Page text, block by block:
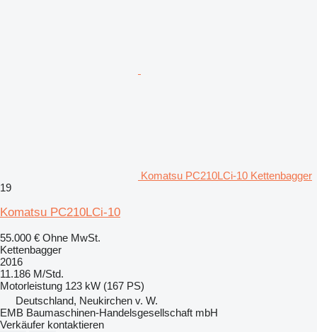
Komatsu PC210LCi-10 Kettenbagger
19
Komatsu PC210LCi-10
55.000 € Ohne MwSt.
Kettenbagger
2016
11.186 M/Std.
Motorleistung 123 kW (167 PS)
Deutschland, Neukirchen v. W.
EMB Baumaschinen-Handelsgesellschaft mbH
Verkäufer kontaktieren